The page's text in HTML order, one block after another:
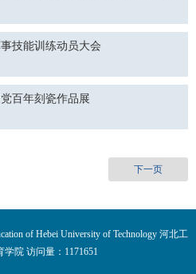
技能训练动员大会
百年刻瓷作品展
下一页
of Hebei University of Technology 河北工
院 访问量： 1171651